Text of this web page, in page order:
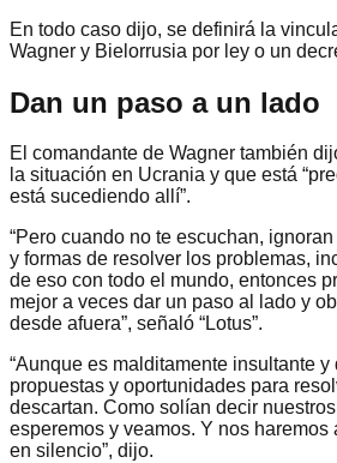
En todo caso dijo, se definirá la
Wagner y Bielorrusia por ley o un
Dan un paso a un lado
El comandante de Wagner también
la situación en Ucrania y que está
está sucediendo allí”.
“Pero cuando no te escuchan,
y formas de resolver los problemas,
de eso con todo el mundo, entonces
mejor a veces dar un paso al lado y
desde afuera”, señaló “Lotus”.
“Aunque es malditamente insultante
propuestas y oportunidades para
descartan. Como solían decir
esperemos y veamos. Y nos haremos
en silencio”, dijo.